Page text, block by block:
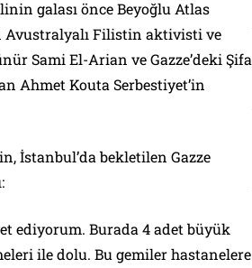
galası önce Beyoğlu Atlas
Avustralyalı Filistin aktivisti ve
Sami El-Arian ve Gazze’deki Şifa
Ahmet Kouta Serbestiyet’in
İstanbul’da bekletilen Gazze
ediyorum. Burada 4 adet büyük
ile dolu. Bu gemiler hastanelere